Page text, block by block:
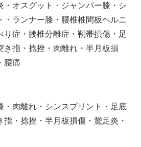
・オスグット・ジャンパー膝・シ
・ランナー膝・腰椎椎間板ヘルニ
り症・腰椎分離症・靭帯損傷・足
き指・捻挫・肉離れ・半月板損
腰痛
・肉離れ・シンスプリント・足底
指・捻挫・半月板損傷・鵞足炎・